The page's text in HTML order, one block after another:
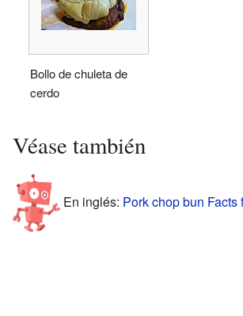
Bollo de chuleta de
cerdo
Véase también
En inglés: Pork chop bun Facts